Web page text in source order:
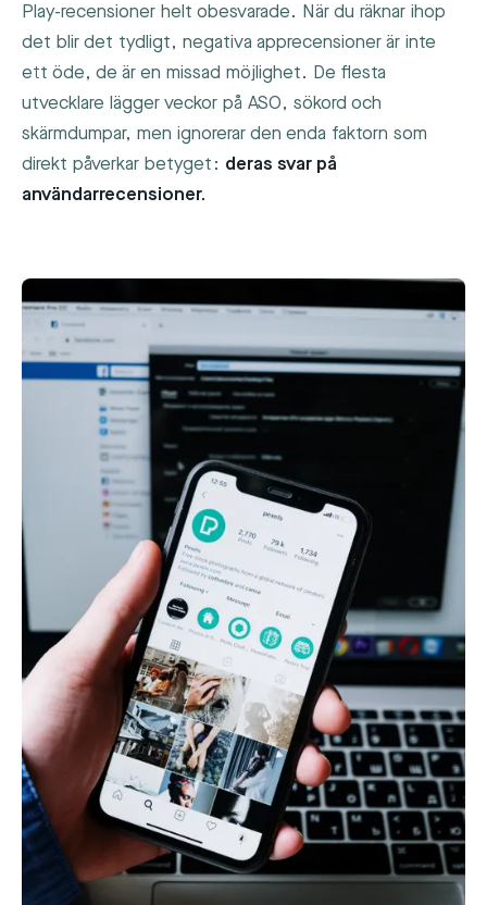
Play-recensioner helt obesvarade. När du räknar ihop
det blir det tydligt, negativa apprecensioner är inte
ett öde, de är en missad möjlighet. De flesta
utvecklare lägger veckor på ASO, sökord och
skärmdumpar, men ignorerar den enda faktorn som
direkt påverkar betyget: deras svar på
användarrecensioner.